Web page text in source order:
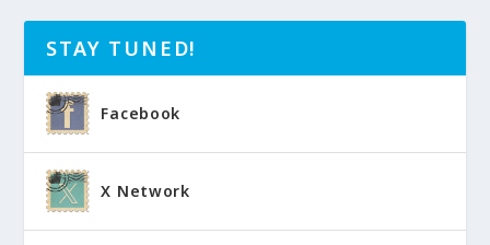
STAY TUNED!
Facebook
X Network